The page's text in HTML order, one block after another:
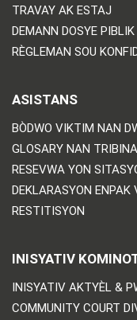
TRAVAY AK ESTAJ
DEMANN DOSYE PIBLIK
RÈGLEMAN SOU
ASISTANS
BÒDWO VIKTIM NAN
GLOSARY NAN
RESEVWA YON
DEKLARASYON ENPAK
RESTITISYON
INISYATIV
INISYATIV AKTYÈL &
COMMUNITY COURT